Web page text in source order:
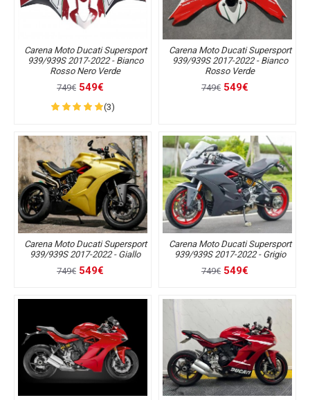
Carena Moto Ducati Supersport
939/939S 2017-2022 - Bianco
Rosso Nero Verde
749€ 549€
(3)
Carena Moto Ducati Supersport
939/939S 2017-2022 - Bianco
Rosso Verde
749€ 549€
Carena Moto Ducati Supersport
939/939S 2017-2022 - Giallo
749€ 549€
Carena Moto Ducati Supersport
939/939S 2017-2022 - Grigio
749€ 549€